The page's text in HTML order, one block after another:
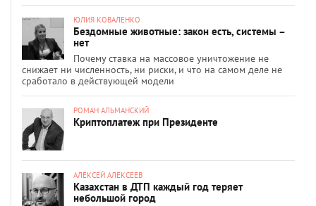
ЮЛИЯ КОВАЛЕНКО
Бездомные животные: закон есть, системы –
нет
Почему ставка на массовое уничтожение не
снижает ни численность, ни риски, и что на самом деле не
сработало в действующей модели
РОМАН АЛЬМАНСКИЙ
Криптоплатеж при Президенте
АЛЕКСЕЙ АЛЕКСЕЕВ
Казахстан в ДТП каждый год теряет
небольшой город